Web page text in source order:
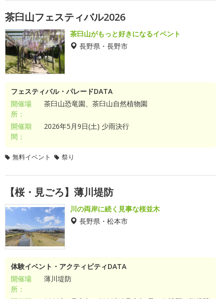
茶臼山フェスティバル2026
茶臼山がもっと好きになるイベント
長野県・長野市
フェスティバル・パレードDATA
開催場
所：
茶臼山恐竜園、茶臼山自然植物園
開催期
間：
2026年5月9日(土) 少雨決行
無料イベント 祭り
【桜・見ごろ】薄川堤防
川の両岸に続く見事な桜並木
長野県・松本市
体験イベント・アクティビティDATA
開催場
所：
薄川堤防